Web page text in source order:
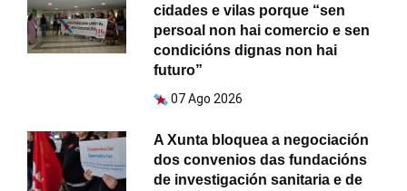
cidades e vilas porque “sen
persoal non hai comercio e sen
condicións dignas non hai
futuro”
07 Ago 2026
A Xunta bloquea a negociación
dos convenios das fundacións
de investigación sanitaria e de